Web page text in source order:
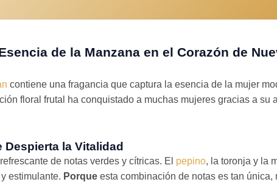
de la Manzana en el Corazón de
contiene una fragancia que captura la esencia de la mujer
floral frutal ha conquistado a muchas mujeres gracias a su
Despierta la Vitalidad
de notas verdes y cítricas. El pepino, la toronja y la
estimulante. Porque esta combinación de notas es tan única,